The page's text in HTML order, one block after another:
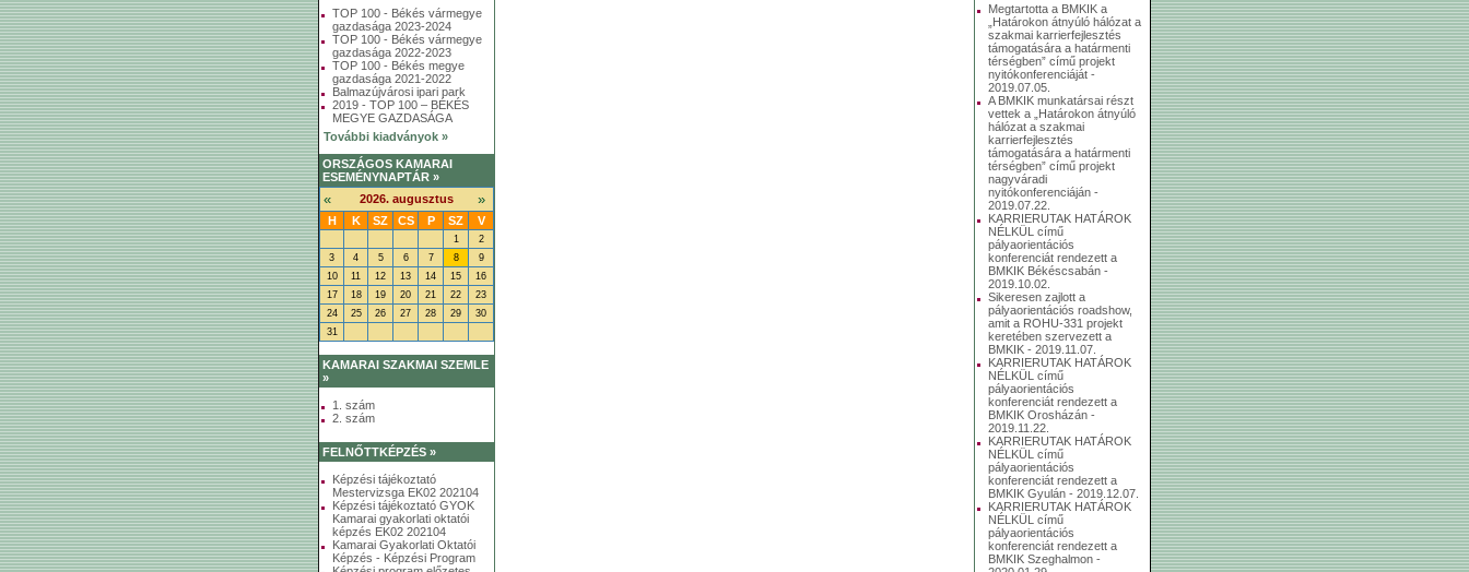
TOP 100 - Békés vármegye
gazdasága 2023-2024
TOP 100 - Békés vármegye
gazdasága 2022-2023
TOP 100 - Békés megye
gazdasága 2021-2022
Balmazújvárosi ipari park
2019 - TOP 100 – BÉKÉS
MEGYE GAZDASÁGA
További kiadványok »
ORSZÁGOS KAMARAI
ESEMÉNYNAPTÁR »
« 2026. augusztus »
H K SZ CS P SZ V
1
2
3
4 5 6 7 8
9
10
11 12 13 14 15
16
17
18 19 20 21 22
23
24
25 26 27 28 29
30
31
KAMARAI SZAKMAI SZEMLE
»
1. szám
2. szám
FELNŐTTKÉPZÉS »
Képzési tájékoztató
Mestervizsga EK02 202104
Képzési tájékoztató GYOK
Kamarai gyakorlati oktatói
képzés EK02 202104
Kamarai Gyakorlati Oktatói
Képzés - Képzési Program
Megtartotta a BMKIK a
„Határokon átnyúló hálózat a
szakmai karrierfejlesztés
támogatására a határmenti
térségben” című projekt
nyitókonferenciáját -
2019.07.05.
A BMKIK munkatársai részt
vettek a „Határokon átnyúló
hálózat a szakmai
karrierfejlesztés
támogatására a határmenti
térségben” című projekt
nagyváradi
nyitókonferenciáján -
2019.07.22.
KARRIERUTAK HATÁROK
NÉLKÜL című
pályaorientációs
konferenciát rendezett a
BMKIK Békéscsabán -
2019.10.02.
Sikeresen zajlott a
pályaorientációs roadshow,
amit a ROHU-331 projekt
keretében szervezett a
BMKIK - 2019.11.07.
KARRIERUTAK HATÁROK
NÉLKÜL című
pályaorientációs
konferenciát rendezett a
BMKIK Orosházán -
2019.11.22.
KARRIERUTAK HATÁROK
NÉLKÜL című
pályaorientációs
konferenciát rendezett a
BMKIK Gyulán - 2019.12.07.
KARRIERUTAK HATÁROK
NÉLKÜL című
pályaorientációs
konferenciát rendezett a
BMKIK Szeghalmon -